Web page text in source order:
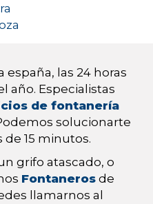
españa, las 24 horas
año. Especialistas
de fontanería
solucionarte
15 minutos.
grifo atascado, o
Fontaneros de
llamarnos al